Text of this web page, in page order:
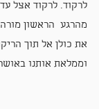
לרקוד. לרקוד אצל
מהרגע הראשון
את כולן אל תוך
וממלאת אותנו